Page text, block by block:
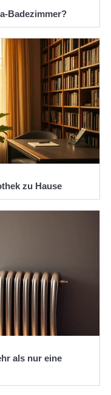
Badezimmer?
zu Hause
als nur eine